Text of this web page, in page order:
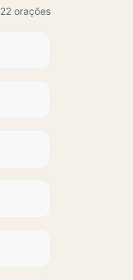
22 orações